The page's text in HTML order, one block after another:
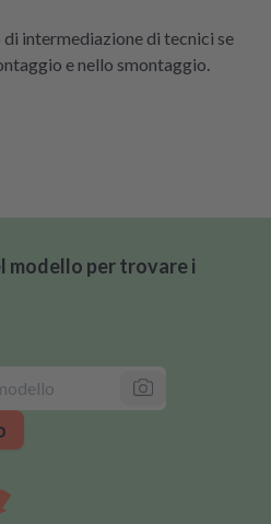
intermediazione di tecnici se
e nello smontaggio.
modello per trovare i